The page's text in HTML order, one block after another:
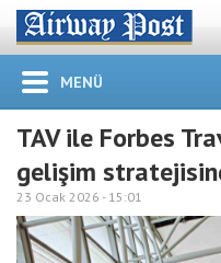
MENÜ
TAV ile Forbes
gelişim
23 Ocak 2026 - 15:01